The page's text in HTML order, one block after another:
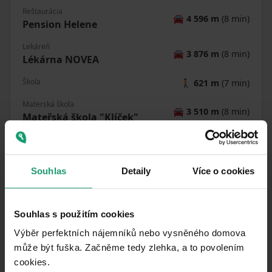
Souhlas Detaily Více o cookies
Souhlas s použitím cookies
Výběr perfektních nájemníků nebo vysněného domova
může být fuška. Začněme tedy zlehka, a to povolením
cookies.​
Reštaurácia
Pension Helene 🚘 4 596 m (8 min)
Lekáreň
Lékárna NOVEA 🚘 3 876 m (8 min)
Škola 🚶 621 m (7 min)
Materská škola
Mateřská škola "Klíček" 🚘 3 510 m (8 min)
Športovisko 1 093 m(3 min)
Vzdialenosť k